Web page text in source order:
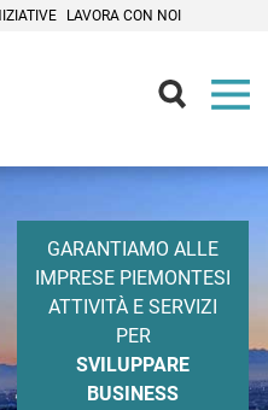
LAVORA CON NOI
al vostro
GARANTIAMO ALLE
IMPRESE PIEMONTESI
ATTIVITÀ E SERVIZI
PER
SVILUPPARE
BUSINESS